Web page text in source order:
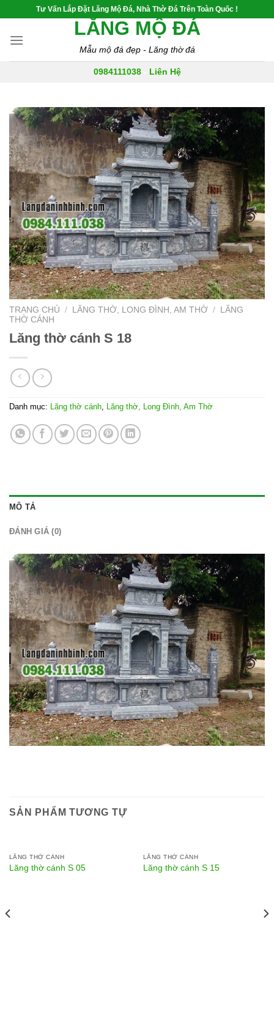
content
Tư Vấn Lắp Đặt Lăng Mộ Đá, Nhà Thờ Đá Trên Toàn Quốc !
LĂNG MỘ ĐÁ
Mẫu mộ đá đẹp - Lăng thờ đá
0984111038- Liên Hệ
TRANG CHỦ / LĂNG THỜ, LONG ĐÌNH, AM THỜ /
LĂNG
THỜ CÁNH
Lăng thờ cánh S 18
Danh mục: Lăng thờ cánh, Lăng thờ, Long Đình, Am Thờ
MÔ TẢ
ĐÁNH GIÁ (0)
SẢN PHẨM TƯƠNG TỰ
LĂNG THỜ CÁNH
Lăng thờ cánh S 05
LĂNG THỜ CÁNH
Lăng thờ cánh S 15